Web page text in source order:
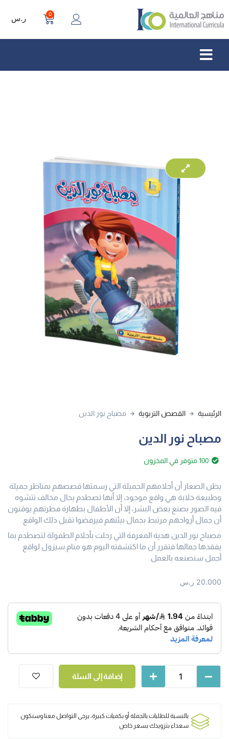
0 ر.س
الرئيسية القصص التربوية مصباح نور الدين
مصباح نور الدين
100 متوفر في المخزون
يظن الصغار أن أحلامهم الجميلة التي رسمتها قصصهم بمناظر جميلة
وطبيعة خلابة هي واقع موجود، إلا أنها تصطدم بحال مخالف تتشوه
فيه الصور بصنع بعض البشر، إلا أن الأطفال بطهارة فطرتهم يوقنون
أن جمال أرواحهم مرتبط بجمال بيئتهم فيرفضوا تقبل ذلك الواقع.
مصباح نور الدين هدية المعرفة التي رحلت بأحلام الطفولة لتصطدم بما
يفقدها جمالها فتقرر أن ما اكتشفته اليوم هو منام سيزول لواقع
أجمل سنصنعه بالعمل.
20.000 ر.س
إضافة إلى السلة
بالنسبة للطلبات بالجملة أو بكميات كبيرة، يرجى التواصل معنا وسنكون
سعداء بتزويدك بسعر خاص